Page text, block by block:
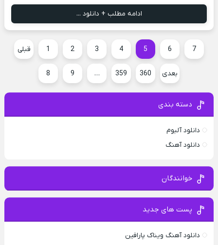
ادامه مطلب + دانلود ...
قبلی 1 2 3 4 5 6 7
8 9 … 359 360 بعدی
دسته بندی
دانلود آلبوم
دانلود آهنگ
خوانندگان
پست های جدید
دانلود آهنگ ویناک پارافین